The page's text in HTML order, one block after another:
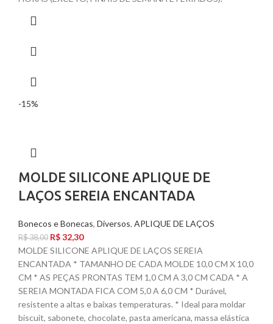
-15%
MOLDE SILICONE APLIQUE DE
LAÇOS SEREIA ENCANTADA
Bonecos e Bonecas, Diversos, APLIQUE DE LAÇOS
R$38,00 R$32,30
MOLDE SILICONE APLIQUE DE LAÇOS SEREIA
ENCANTADA * TAMANHO DE CADA MOLDE 10,0 CM X 10,0
CM * AS PEÇAS PRONTAS TEM 1,0 CM A 3,0 CM CADA * A
SEREIA MONTADA FICA COM 5,0 A 6,0 CM * Durável,
resistente a altas e baixas temperaturas. * Ideal para moldar
biscuit, sabonete, chocolate, pasta americana, massa elástica